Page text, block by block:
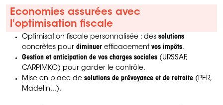
Economies assurées avec
l'optimisation fiscale
Optimisation fiscale personnalisée : des solutions
concrètes pour diminuer efficacement vos impôts.
Gestion et anticipation de vos charges sociales (URSSAF,
CARPIMKO) pour garder le contrôle.
Mise en place de solutions de prévoyance et de retraite (PER,
Madelin...).